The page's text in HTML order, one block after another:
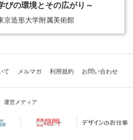
びの環境とその広がり～
京造形大学附属美術館
て メルマガ 利用規約 お問い合わせ
運営メディア